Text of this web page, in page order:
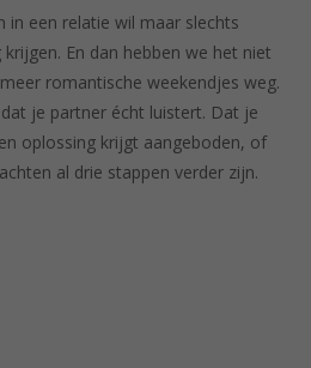
in een relatie wil maar slechts
En dan hebben we het niet
romantische weekendjes weg.
je partner écht luistert. Dat je
oplossing krijgt aangeboden, of
al drie stappen verder zijn.